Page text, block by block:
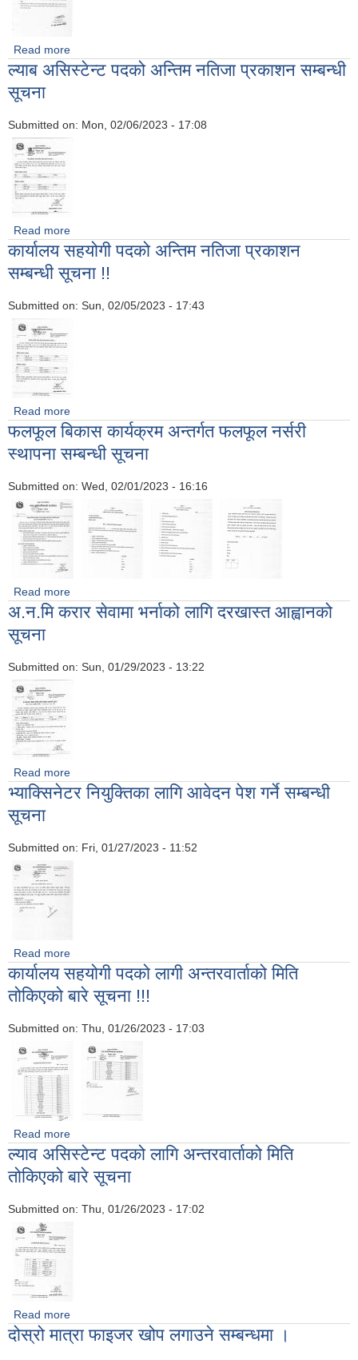
Read more
ल्याब असिस्टेन्ट पदको अन्तिम नतिजा प्रकाशन सम्बन्धी
सूचना
Submitted on: Mon, 02/06/2023 - 17:08
Read more
कार्यालय सहयोगी पदको अन्तिम नतिजा प्रकाशन
सम्बन्धी सूचना !!
Submitted on: Sun, 02/05/2023 - 17:43
Read more
फलफूल बिकास कार्यक्रम अन्तर्गत फलफूल नर्सरी
स्थापना सम्बन्धी सूचना
Submitted on: Wed, 02/01/2023 - 16:16
Read more
सूचना
अ.न.मि करार सेवामा भर्नाको लागि दरखास्त आह्वानको
सूचना
Submitted on: Sun, 01/29/2023 - 13:22
Read more
भ्याक्सिनेटर नियुक्तिका लागि आवेदन पेश गर्ने सम्बन्धी
सूचना
Submitted on: Fri, 01/27/2023 - 11:52
Read more
कार्यालय सहयोगी पदको लागी अन्तरवार्ताको मिति
तोकिएको बारे सूचना !!!
Submitted on: Thu, 01/26/2023 - 17:03
Read more
सूचना !!!
ल्याव असिस्टेन्ट पदको लागि अन्तरवार्ताको मिति
तोकिएको बारे सूचना
Submitted on: Thu, 01/26/2023 - 17:02
Read more
सूचना
दोस्रो मात्रा फाइजर खोप लगाउने सम्बन्धमा ।